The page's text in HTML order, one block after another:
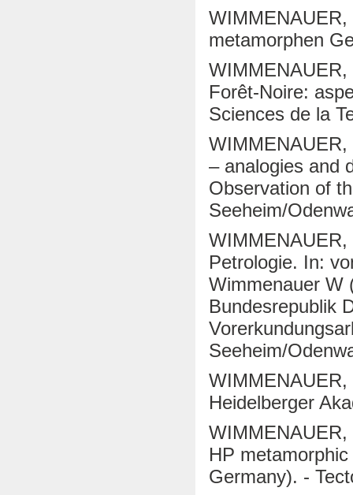
metamorphen
WIMMENAUER,
Forêt-Noire:
Sciences de la
WIMMENAUER,
– analogies and
Observation of
Seeheim/
Petrologie. In:
Wimmenauer W
Bundesrepublik
Seeheim/
Heidelberger
HP
Germany). -